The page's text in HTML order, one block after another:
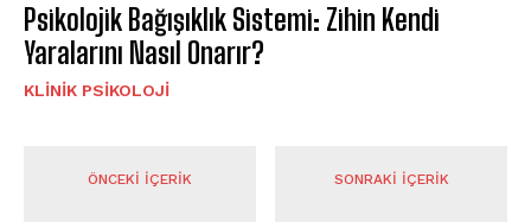
Psikolojik Bağışıklık Sistemi: Zihin Kendi
Yaralarını Nasıl Onarır?
KLINIK PSIKOLOJI
ÖNCEKI İÇERIK SONRAKI İÇERIK